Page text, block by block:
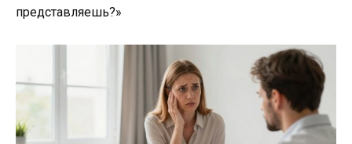
представляешь?»